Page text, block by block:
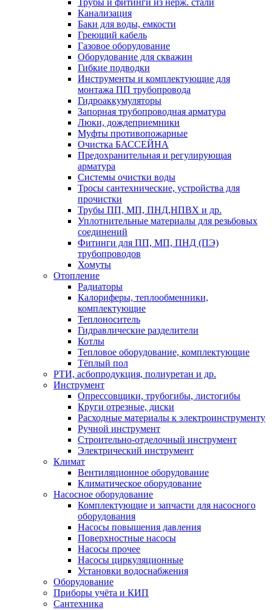
Трубы и фитинги из нерж. стали
Канализация
Баки для воды, емкости
Греющий кабель
Газовое оборудование
Оборудование для скважин
Гибкие подводки
Инструменты и комплектующие для
монтажа ПП трубопровода
Гидроаккумуляторы
Запорная трубопроводная арматура
Люки, дождеприемники
Муфты противопожарные
Очистка БАССЕЙНА
Предохранительная и регулирующая
арматура
Системы очистки воды
Тросы сантехнические, устройства для
прочистки
Трубы ПП, МП, ПНД,НПВХ и др.
Уплотнительные материалы для резьбовых
соединений
Фитинги для ПП, МП, ПНД (ПЭ)
трубопроводов
Хомуты
Отопление
Радиаторы
Калориферы, теплообменники,
комплектующие
Теплоноситель
Гидравлические разделители
Котлы
Тепловое оборудование, комплектующие
Тёплый пол
РТИ, асбопродукция, полиуретан и др.
Инструмент
Опрессовщики, трубогибы, листогибы
Круги отрезные, диски
Расходные материалы к электроинструменту
Ручной инструмент
Строительно-отделочный инструмент
Электрический инструмент
Климат
Вентиляционное оборудование
Климатическое оборудование
Насосное оборудование
Комплектующие и запчасти для насосного
оборудования
Насосы повышения давления
Поверхностные насосы
Насосы прочее
Насосы циркуляционные
Установки водоснабжения
Оборудование
Приборы учёта и КИП
Сантехника